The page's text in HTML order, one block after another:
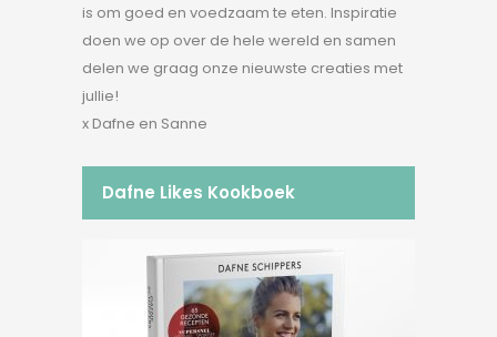
is om goed en voedzaam te eten. Inspiratie
doen we op over de hele wereld en samen
delen we graag onze nieuwste creaties met
jullie!
x Dafne en Sanne
Dafne Likes Kookboek